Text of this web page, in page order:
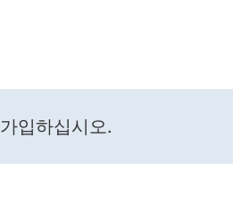
가입하십시오.